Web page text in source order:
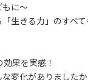
に～
生きる力」のすべ
果を実感！
変化がありましたか